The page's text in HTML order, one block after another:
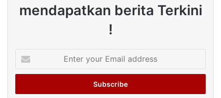
mendapatkan berita Terkini
!
your
Email